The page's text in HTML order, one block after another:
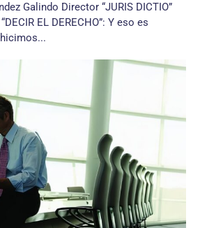
Galindo Director “JURIS DICTIO”
EL DERECHO”: Y eso es